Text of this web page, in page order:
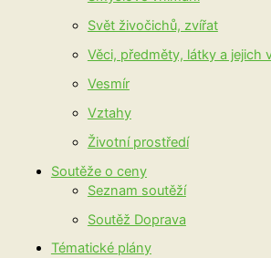
Svět živočichů, zvířat
Věci, předměty, látky a jejich
Vesmír
Vztahy
Životní prostředí
Soutěže o ceny
Seznam soutěží
Soutěž Doprava
Tématické plány